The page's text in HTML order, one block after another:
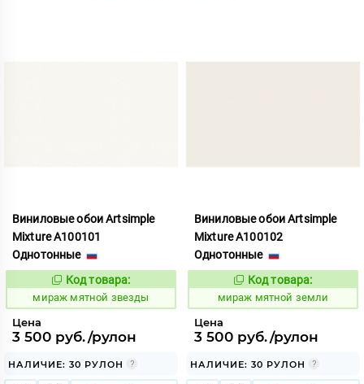
Виниловые обои Artsimple
Mixture A100101
Однотонные
992154
Код товара:
мираж мятной звезды
Цена
3 500 руб./рулон
НАЛИЧИЕ: 30 РУЛОН
Виниловые обои Artsimple
Mixture A100102
Однотонные
992155
Код товара:
мираж мятной земли
Цена
3 500 руб./рулон
НАЛИЧИЕ: 30 РУЛОН